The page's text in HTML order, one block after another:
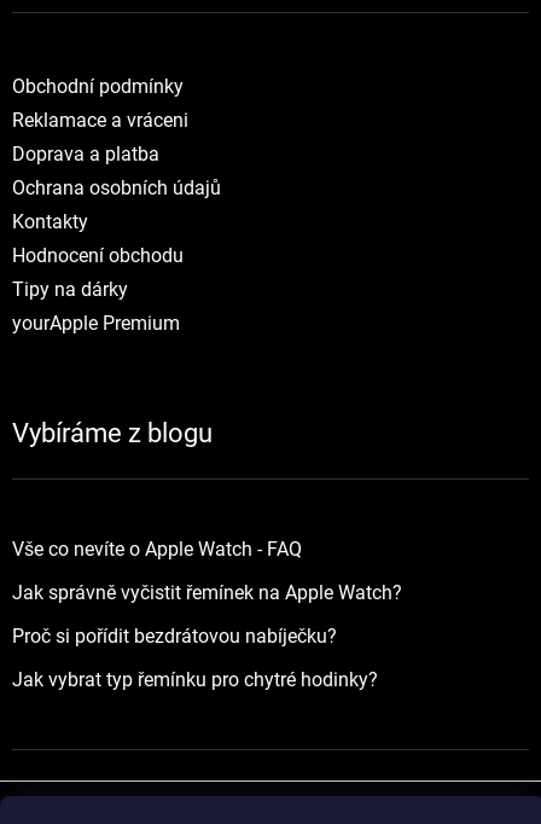
Obchodní podmínky
Reklamace a vráceni
Doprava a platba
Ochrana osobních údajů
Kontakty
Hodnocení obchodu
Tipy na dárky
yourApple Premium
Vybíráme z blogu
Vše co nevíte o Apple Watch - FAQ
Jak správně vyčistit řemínek na Apple Watch?
Proč si pořídit bezdrátovou nabíječku?
Jak vybrat typ řemínku pro chytré hodinky?